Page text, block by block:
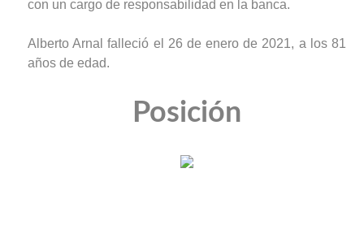
con un cargo de responsabilidad en la banca.
Alberto Arnal falleció el 26 de enero de 2021, a los 81
años de edad.
Posición